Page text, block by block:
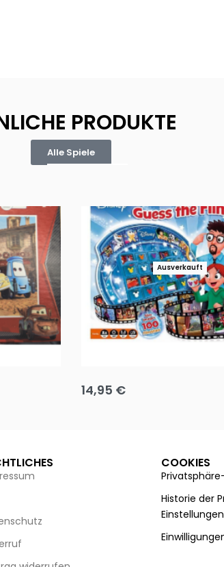
PRODUKTE
Alle Spiele
Ausverkauft
14,95 €
COOKIES
Historie der
Einstellungen